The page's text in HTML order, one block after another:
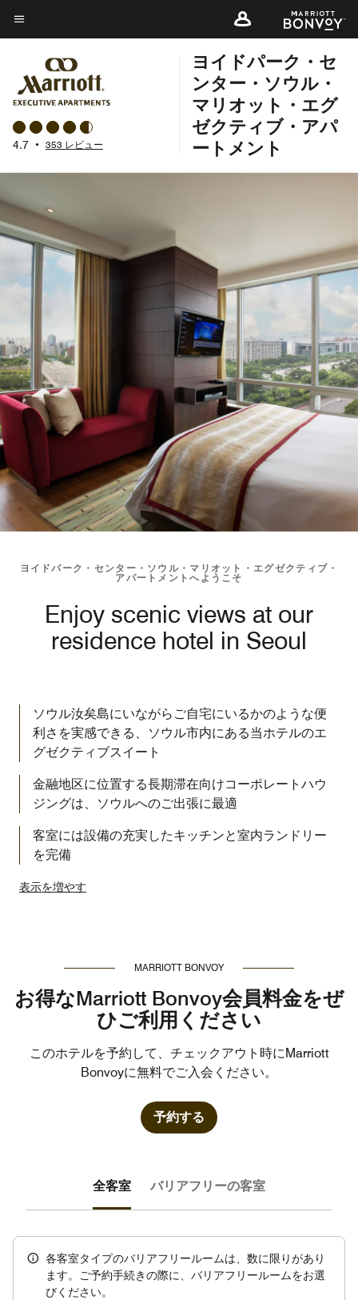
Skip
to
content
メニューのテキスト
4.7 • 353 レビュー
ヨイドパーク・セ
ンター・ソウル・
マリオット・エグ
ゼクティブ・アパ
ートメント
ヨイドパーク・センター・ソウル・マリオット・エグゼクティブ・
アパートメントへようこそ
Enjoy scenic views at our
residence hotel in Seoul
ソウル汝矣島にいながらご自宅にいるかのような便
利さを実感できる、ソウル市内にある当ホテルのエ
グゼクティブスイート
金融地区に位置する長期滞在向けコーポレートハウ
ジングは、ソウルへのご出張に最適
客室には設備の充実したキッチンと室内ランドリー
を完備
表示を増やす
MARRIOTT BONVOY
お得なMarriott Bonvoy会員料金をぜ
ひご利用ください
このホテルを予約して、チェックアウト時にMarriott
Bonvoyに無料でご入会ください。
予約する
全客室 バリアフリーの客室
各客室タイプのバリアフリールームは、数に限りがあり
ます。ご予約手続きの際に、バリアフリールームをお選
びください。